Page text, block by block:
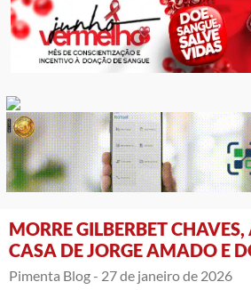
MORRE GILBERBET
CASA DE JORGE AMADO E
Pimenta Blog - 27 de janeiro de 2026